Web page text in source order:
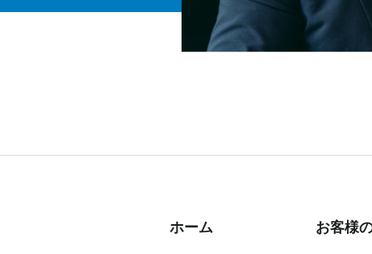
ホーム
お客様